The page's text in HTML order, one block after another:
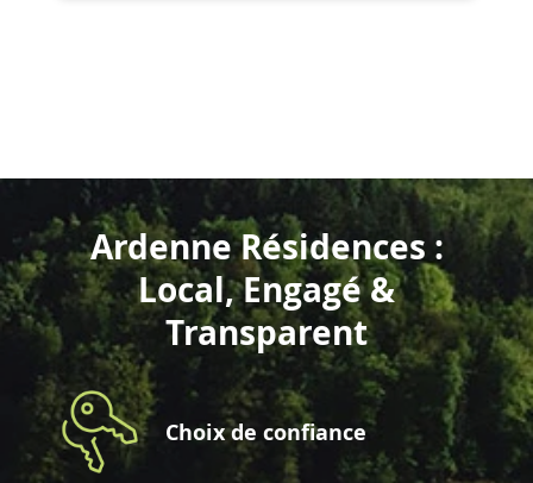
Ardenne Résidences :
Local, Engagé &
Transparent
Choix de confiance